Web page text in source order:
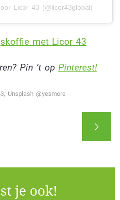
Licor 43 (@licor43global)
met Licor 43
Pin ’t op Pinterest!
Unsplash @yesmore
je ook!